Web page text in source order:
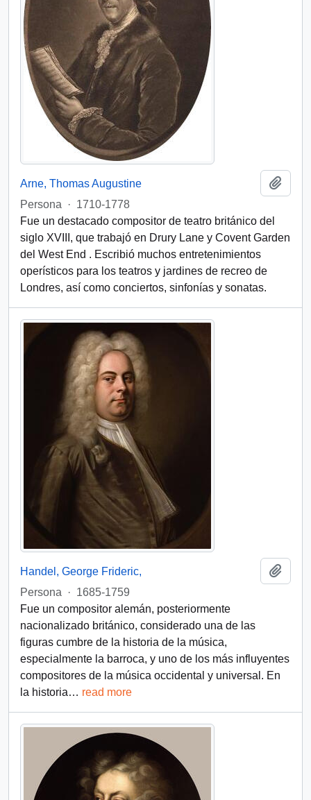
Arne, Thomas Augustine
Persona
· 1710-1778
Fue un destacado compositor de teatro británico del
siglo XVIII, que trabajó en Drury Lane y Covent Garden
del West End . Escribió muchos entretenimientos
operísticos para los teatros y jardines de recreo de
Londres, así como conciertos, sinfonías y sonatas.
Handel, George Frideric,
Persona
· 1685-1759
Fue un compositor alemán, posteriormente
nacionalizado británico, considerado una de las
figuras cumbre de la historia de la música,
especialmente la barroca, y uno de los más influyentes
compositores de la música occidental y universal.​ En
la historia… read more